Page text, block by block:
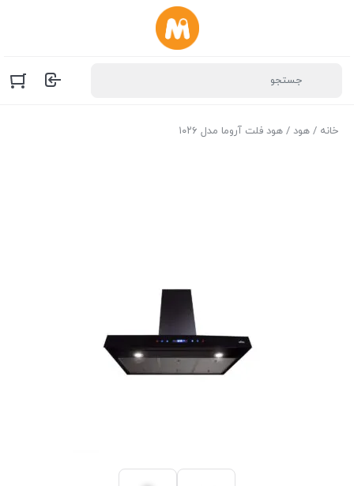
خانه / هود / هود فلت آروما مدل ۱۰۲۶